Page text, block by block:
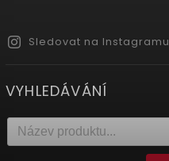
Sledovat na Instagramu
VYHLEDÁVÁNÍ